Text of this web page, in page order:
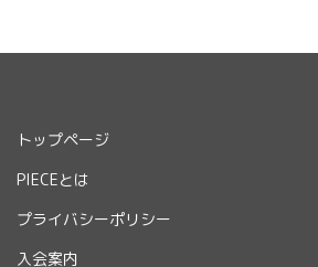
トップページ
PIECEとは
プライバシーポリシー
入会案内